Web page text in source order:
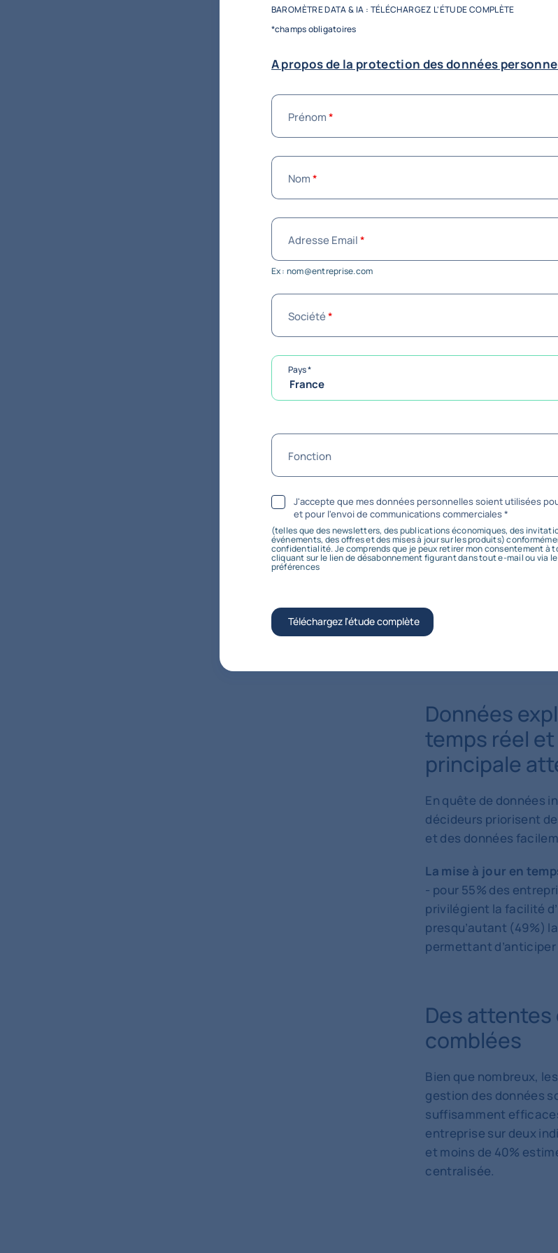
Direction
logistique,
chaque
Le déploiement
possibilités
piloter leur
Dans un
incertain,
risques ou un
au plus tôt d’un
l’évolution d’un
Exploitée
équipes
opportunités et
souligneNesrin
et Europe de l'Ouest de
Données
temps réel
principale
En quête de données
décideurs priorisent
et des données
La mise à jour en
- pour 55% des
privilégient la facilité
presqu’autant (49%)
permettant d’anticiper
Des attentes
comblées
Bien que nombreux,
gestion des données
suffisamment
entreprise sur deux
et moins de 40%
centralisée.
BAROMÈTRE DATA & IA : TÉLÉCHARGEZ L'ÉTUDE COMPLÈTE
*champs obligatoires
A propos de la protection des données
Prénom*
Nom*
Adresse Email*
Ex : nom@entreprise.com
Société*
Pays*obligatoire
France
Fonction
J'accepte que mes données personnelles soient utilisées
et pour l'envoi de communications commerciales*
(telles que des newsletters, des publications économiques, des
événements, des offres et des mises à jour sur les produits)
confidentialité. Je comprends que je peux retirer mon consentement à
cliquant sur le lien de désabonnement figurant dans tout e-mail ou via
préférences
Téléchargez l'étude complète